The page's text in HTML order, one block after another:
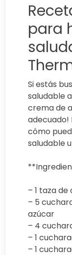
para
Si estás
saludable
crema de
adecuado!
cómo
saludable
– 1 taza
– 5
azúcar
– 4
– 1
– 1